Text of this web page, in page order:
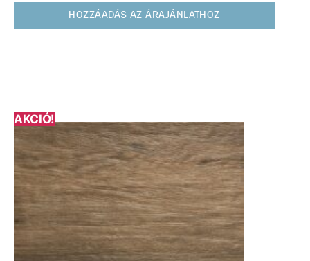
HOZZÁADÁS AZ ÁRAJÁNLATHOZ
AKCIÓ!